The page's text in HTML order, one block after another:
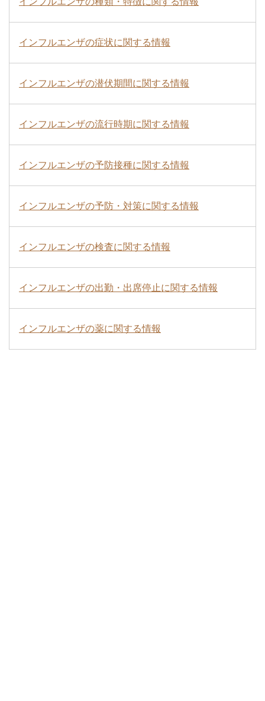
インフルエンザの症状に関する情報
インフルエンザの潜伏期間に関する情報
インフルエンザの流行時期に関する情報
インフルエンザの予防接種に関する情報
インフルエンザの予防・対策に関する情報
インフルエンザの検査に関する情報
インフルエンザの出勤・出席停止に関する情報
インフルエンザの薬に関する情報